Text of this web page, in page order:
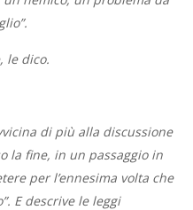
le dico.
di più alla discussione
la fine, in un passaggio in
per l’ennesima volta che
E descrive le leggi